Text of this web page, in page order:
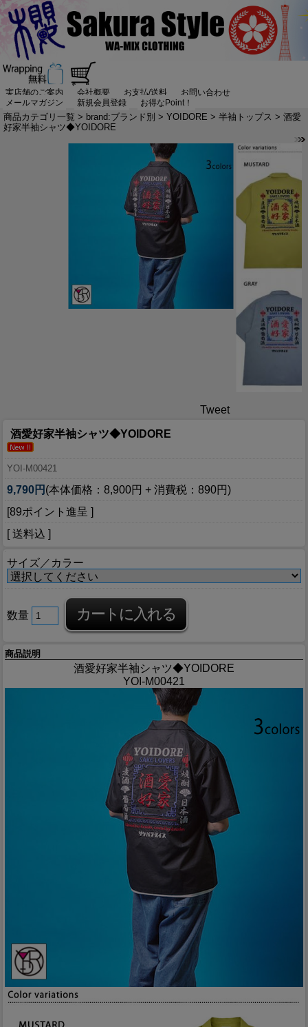
実店舗のご案内 会社概要 お支払/送料
お問い合わせ
メールマガジン
新規会員登録 お得なPoint！
商品カテゴリ一覧 > brand:ブランド別 > YOIDORE > 半袖トップス > 酒愛
好家半袖シャツ◆YOIDORE
Tweet
酒愛好家半袖シャツ◆YOIDORE
YOI-M00421
9,790円 (本体価格：8,900円 + 消費税：890円)
[89ポイント進呈 ]
[ 送料込 ]
サイズ／カラー
数量
商品説明
酒愛好家半袖シャツ◆YOIDORE
YOI-M00421